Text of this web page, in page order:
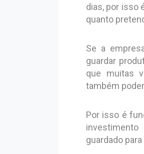
dias, por isso
quanto
Se a
guardar
que muitas
também
Por isso é
guardado